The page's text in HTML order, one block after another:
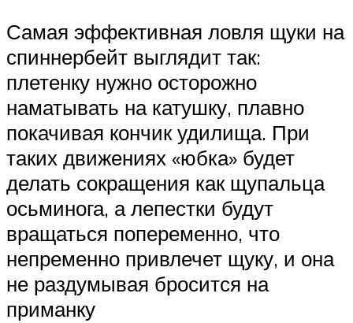
Самая эффективная ловля щуки на
спиннербейт выглядит так:
плетенку нужно осторожно
наматывать на катушку, плавно
покачивая кончик удилища. При
таких движениях «юбка» будет
делать сокращения как щупальца
осьминога, а лепестки будут
вращаться попеременно, что
непременно привлечет щуку, и она
не раздумывая бросится на
приманку